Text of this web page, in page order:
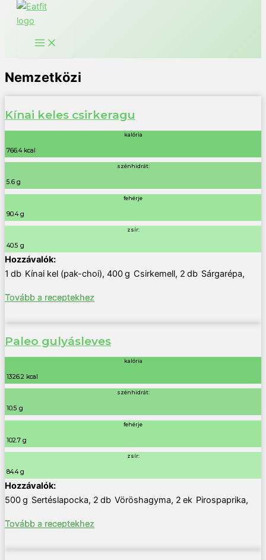
Nemzetközi
Kínai keles csirkeragu
kalória
766.4 kcal
szénhidrát:
5.6 g
fehérje
90.4 g
zsír:
40.5 g
1 db Kínai kel (pak-choi), 400g Csirkemell, 2 db Sárgarépa,
Tovább a receptekhez
Paleo gulyásleves
kalória
1326.2 kcal
szénhidrát:
10.5 g
fehérje
102.7 g
zsír:
84.4 g
500g Sertéslapocka, 2 db Vöröshagyma, 2 ek Pirospaprika,
Tovább a receptekhez